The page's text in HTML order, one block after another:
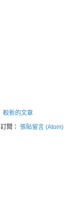
較新的文章
訂閱： 張貼留言 (Atom)